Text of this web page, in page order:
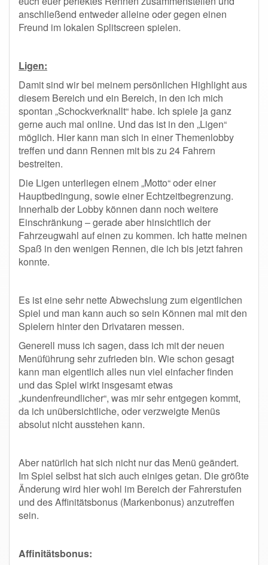
anschließend entweder alleine oder gegen einen
Freund im lokalen Splitscreen spielen.
Ligen:
Damit sind wir bei meinem persönlichen Highlight aus
diesem Bereich und ein Bereich, in den ich mich
spontan „Schockverknallt“ habe. Ich spiele ja ganz
gerne auch mal online. Und das ist in den „Ligen“
möglich. Hier kann man sich in einer Themenlobby
treffen und dann Rennen mit bis zu 24 Fahrern
bestreiten.
Die Ligen unterliegen einem „Motto“ oder einer
Hauptbedingung, sowie einer Echtzeitbegrenzung.
Innerhalb der Lobby können dann noch weitere
Einschränkung – gerade aber hinsichtlich der
Fahrzeugwahl auf einen zu kommen. Ich hatte meinen
Spaß in den wenigen Rennen, die ich bis jetzt fahren
konnte.
Es ist eine sehr nette Abwechslung zum eigentlichen
Spiel und man kann auch so sein Können mal mit den
Spielern hinter den Drivataren messen.
Generell muss ich sagen, dass ich mit der neuen
Menüführung sehr zufrieden bin. Wie schon gesagt
kann man eigentlich alles nun viel einfacher finden
und das Spiel wirkt insgesamt etwas
„kundenfreundlicher“, was mir sehr entgegen kommt,
da ich unübersichtliche, oder verzweigte Menüs
absolut nicht ausstehen kann.
Aber natürlich hat sich nicht nur das Menü geändert.
Im Spiel selbst hat sich auch einiges getan. Die größte
Änderung wird hier wohl im Bereich der Fahrerstufen
und des Affinitätsbonus (Markenbonus) anzutreffen
sein.
Affinitätsbonus: